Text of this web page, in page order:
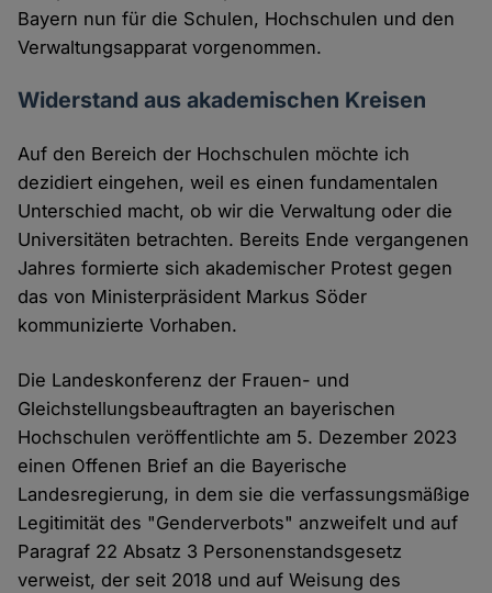
Bayern nun für die Schulen, Hochschulen und den
Verwaltungsapparat vorgenommen.
Widerstand aus akademischen Kreisen
Auf den Bereich der Hochschulen möchte ich
dezidiert eingehen, weil es einen fundamentalen
Unterschied macht, ob wir die Verwaltung oder die
Universitäten betrachten. Bereits Ende vergangenen
Jahres formierte sich akademischer Protest gegen
das von Ministerpräsident Markus Söder
kommunizierte Vorhaben.
Die Landeskonferenz der Frauen- und
Gleichstellungsbeauftragten an bayerischen
Hochschulen veröffentlichte am 5. Dezember 2023
einen Offenen Brief an die Bayerische
Landesregierung, in dem sie die verfassungsmäßige
Legitimität des "Genderverbots" anzweifelt und auf
Paragraf 22 Absatz 3 Personenstandsgesetz
verweist, der seit 2018 und auf Weisung des